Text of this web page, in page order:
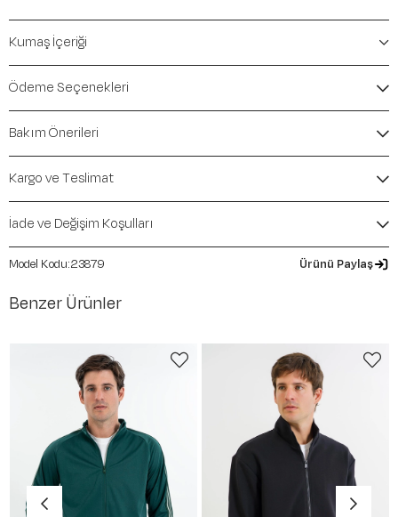
Öne Çıkan Detaylar
Marka:Maraton
Renk:Siyah
Kalıp / Form:
Mevsim:İlkbahar-Yaz
Kumaş İçeriği
Ödeme Seçenekleri
Bakım Önerileri
Kargo ve Teslimat
İade ve Değişim Koşulları
23879 Ürünü Paylaş
Benzer Ürünler